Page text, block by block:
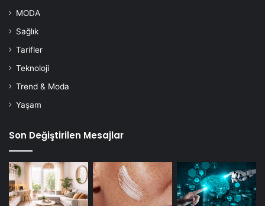
MODA
Sağlık
Tarifler
Teknoloji
Trend & Moda
Yaşam
Son Değiştirilen Mesajlar